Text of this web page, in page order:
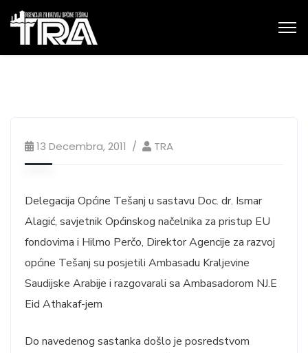
13 Decembra, 2011 TRA
Delegacija Općine Tešanj u sastavu Doc. dr. Ismar
Alagić, savjetnik Općinskog načelnika za pristup EU
fondovima i Hilmo Perčo, Direktor Agencije za razvoj
općine Tešanj su posjetili Ambasadu Kraljevine
Saudijske Arabije i razgovarali sa Ambasadorom NJ.E
Eid Athakaf-jem
Do navedenog sastanka došlo je posredstvom